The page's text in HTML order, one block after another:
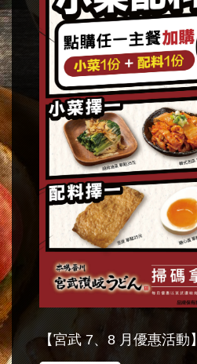
【宮武 7、8 月優惠活動】